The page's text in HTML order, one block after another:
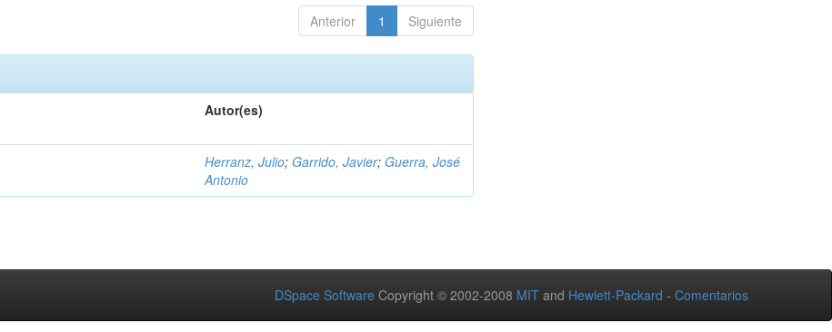
Anterior 1 Siguiente
Autor(es)
Herranz, Julio; Garrido, Javier; Guerra, José
Antonio
DSpace Software Copyright © 2002-2008 MIT and Hewlett-Packard - Comentarios